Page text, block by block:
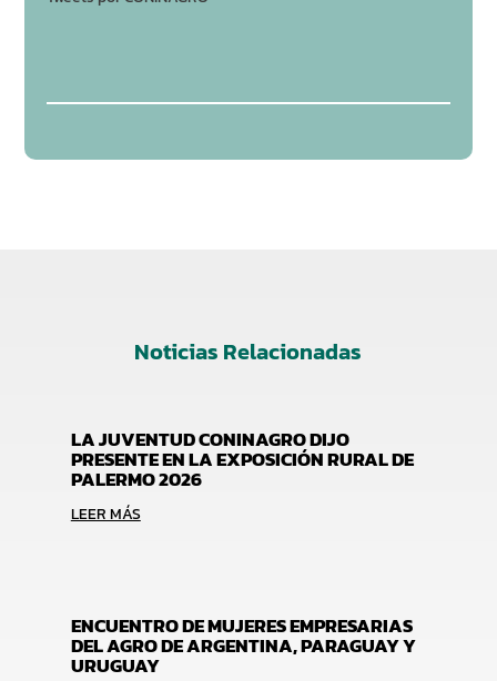
Noticias Relacionadas
LA JUVENTUD CONINAGRO DIJO
PRESENTE EN LA EXPOSICIÓN RURAL DE
PALERMO 2026
LEER MÁS
ENCUENTRO DE MUJERES EMPRESARIAS
DEL AGRO DE ARGENTINA, PARAGUAY Y
URUGUAY